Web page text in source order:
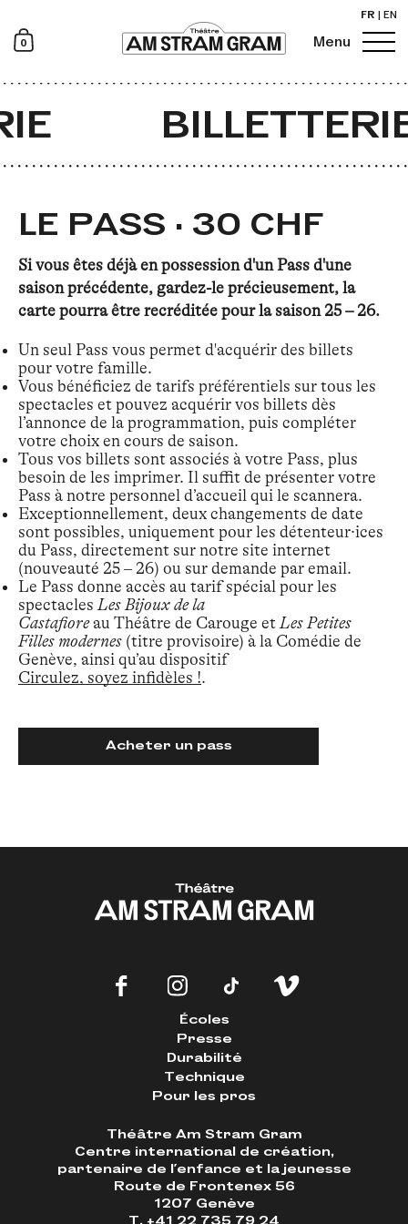
0 Newsletter Menu
FR EN
LE PASS · 30 CHF
Si vous êtes déjà en possession d'un Pass d'une
saison précédente, gardez-le précieusement, la
carte pourra être recréditée pour la saison 25 – 26.
Un seul Pass vous permet d'acquérir des billets
pour votre famille.
Vous bénéficiez de tarifs préférentiels sur tous les
spectacles et pouvez acquérir vos billets dès
l’annonce de la programmation, puis compléter
votre choix en cours de saison.
Tous vos billets sont associés à votre Pass, plus
besoin de les imprimer. Il suffit de présenter votre
Pass à notre personnel d’accueil qui le scannera.
Exceptionnellement, deux changements de date
sont possibles, uniquement pour les détenteur·ices
du Pass, directement sur notre site internet
(nouveauté 25 – 26) ou sur demande par email.
Le Pass donne accès au tarif spécial pour les
spectaclesLes Bijoux de la
Castafioreau Théâtre de Carouge etLes Petites
Filles modernes (titre provisoire) à la Comédie de
Genève, ainsi qu’au dispositif
Circulez, soyez infidèles !.
Acheter un pass
Écoles
Presse
Durabilité
Technique
Pour les pros
Théâtre Am Stram Gram
Centre international de création,
partenaire de l'enfance et la jeunesse
Route de Frontenex 56
1207 Genève
T. +41 22 735 79 24